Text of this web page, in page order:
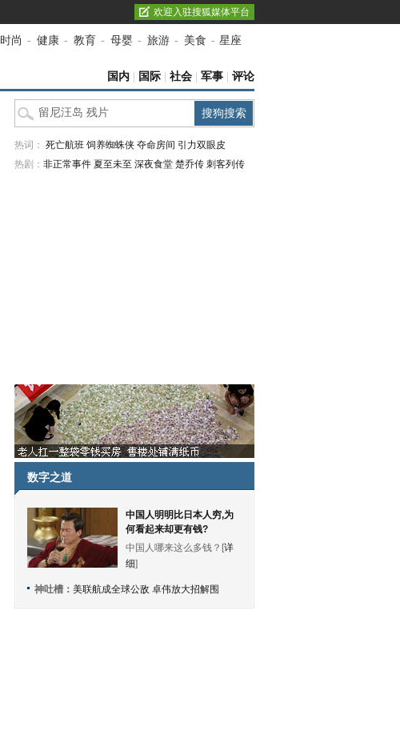
欢迎入驻搜狐媒体平台
时尚 - 健康 - 教育 - 母婴 - 旅游 - 美食 - 星座
国内 国际 社会 军事 评论
热词： 死亡航班 饲养蜘蛛侠 夺命房间 引力双眼皮
热剧： 非正常事件 夏至未至 深夜食堂 楚乔传 刺客列传
数字之道
中国人明明比日本人穷,为
何看起来却更有钱?
中国人哪来这么多钱？[详
细]
神吐槽： 美联航成全球公敌 卓伟放大招解围